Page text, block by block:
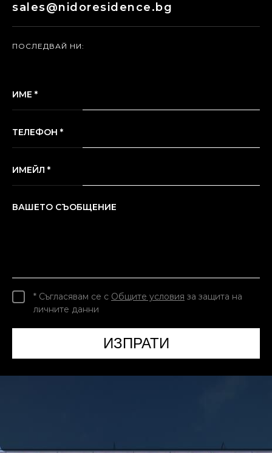
sales@nidoresidence.bg
ПОСЛЕДВАЙ НИ:
ИМЕ *
ТЕЛЕФОН *
ИМЕЙЛ *
ВАШЕТО СЪОБЩЕНИЕ
* Съгласявам се с Общите условия за защита на
личните данни